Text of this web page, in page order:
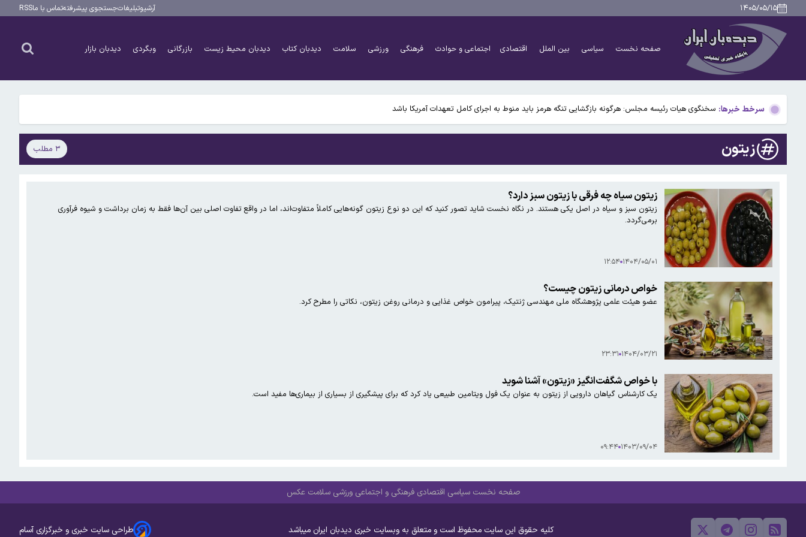
۱۴۰۵/۰۵/۱۵ آرشیوتبلیغاتجستجوی پیشرفتهتماس با ماRSS
صفحه نخست سیاسی بین الملل اقتصادی اجتماعی و حوادث فرهنگی ورزشی سلامت دیدبان کتاب دیدبان محیط زیست بازرگانی وبگردی دیدبان بازار
سرخط خبرها:
هشدار به مسافران؛ ترافیک سنگین در این جاده شمالی
استارتاپ بریتانیایی از کپسول زیست زیرآبی برای پژوهشگران رونمایی کرد
یک تغییر مهم در حوزه کالابرگ/ رقم کالابرگ یک میلیون تومانی چه زمانی افزایش خواهد یافت؟
سخنگوی هیات رئیسه مجلس: هرگونه بازگشایی تنگه هرمز باید منوط به اجرای کامل تعهدات آمریکا باشد
جلسات صحن علنی مجلس هفته آینده برگزار می‌شود
استارتاپ بریتانیایی از کپسول زیست زیرآبی برای پژوهشگران رونمایی کرد
یک تغییر مهم در حوزه کالابرگ/ رقم کالابرگ یک میلیون تومانی چه زمانی افزایش خواهد یافت؟
زیتون ۳ مطلب
زیتون سیاه چه فرقی با زیتون سبز دارد؟
زیتون‌ سبز و سیاه در اصل یکی هستند. در نگاه نخست شاید تصور کنید که این دو نوع زیتون گونه‌هایی کاملاً متفاوت‌اند، اما در واقع تفاوت اصلی بین آن‌ها فقط به زمان برداشت و شیوه فرآوری
برمی‌گردد.
۱۴۰۴/۰۵/۰۱ ۱۲:۵۴
خواص درمانی زیتون چیست؟
عضو هیئت علمی پژوهشگاه ملی مهندسی ژنتیک، پیرامون خواص غذایی و درمانی روغن زیتون، نکاتی را مطرح کرد.
۱۴۰۴/۰۳/۲۱ ۲۳:۳۱
با خواص شگفت‌انگیز «زیتون» آشنا شوید
یک کارشناس گیاهان دارویی از زیتون به عنوان یک فول ویتامین طبیعی یاد کرد که برای پیشگیری از بسیاری از بیماری‌ها مفید است.
۱۴۰۳/۰۹/۰۴ ۰۹:۴۴
صفحه نخست سیاسی اقتصادی فرهنگی و اجتماعی ورزشی سلامت عکس
کلیه حقوق این سایت محفوظ است و متعلق به وبسایت خبری دیدبان ایران میباشد طراحی سایت خبری و خبرگزاری آسام